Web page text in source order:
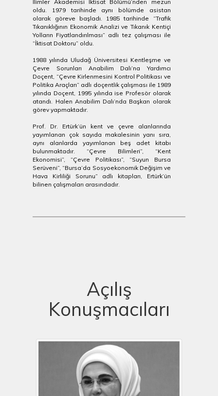
İlimler Akademisi İktisat Bölümü’nden mezun
oldu. 1979 tarihinde aynı bölümde asistan
olarak göreve başladı. 1985 tarihinde “Trafik
Tıkanıklığının Ekonomik Analizi ve Tıkanık Kentiçi
Yolların Fiyatlandırılması” adlı tez çalışması ile
“İktisat Doktoru” oldu.
1988 yılında Uludağ Üniversitesi Kentleşme ve
Çevre Sorunları Anabilim Dalı’na Yardımcı
Doçent, “Çevre Kirlenmesini Kontrol Politikası ve
Politika Araçları” adlı doçentlik çalışması ile 1989
yılında Doçent, 1995 yılında ise Profesör olarak
atandı. Halen Anabilim Dalı’nda Başkan olarak
görev yapmaktadır.
Prof. Dr. Ertürk’ün kent ve çevre alanlarında
yayımlanan çok sayıda makalesinin yanı sıra,
aynı alanlarda yayımlanan beş adet kitabı
bulunmaktadır. “Çevre Bilimleri”, “Kent
Ekonomisi”, “Çevre Politikası”, “Suyun Bursa
Serüveni”, “Bursa’da Sosyoekonomik Değişim ve
Hava Kirliliği Sorunu” adlı kitapları, Ertürk’ün
bilinen çalışmaları arasındadır.
Açılış
Konuşmacıları